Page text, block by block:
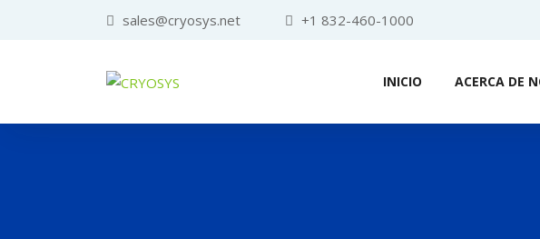
sales@cryosys.net +1 832-460-1000
INICIO ACERCA DE